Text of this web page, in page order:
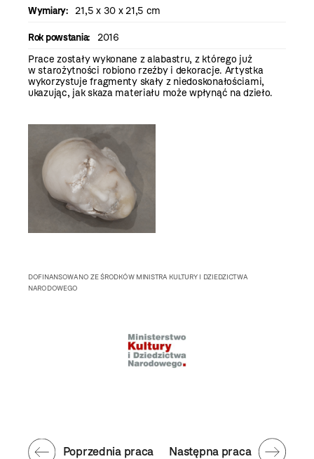
Wymiary: 21,5 x 30 x 21,5 cm
Rok powstania:
2016
Prace zostały wykonane z alabastru, z którego już
w starożytności robiono rzeźby i dekoracje. Artystka
wykorzystuje fragmenty skały z niedoskonałościami,
ukazując, jak skaza materiału może wpłynąć na dzieło.
DOFINANSOWANO ZE ŚRODKÓW MINISTRA KULTURY I DZIEDZICTWA
NARODOWEGO
Następna praca
Poprzednia praca